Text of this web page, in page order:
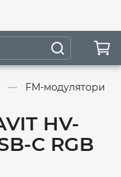
FM-модулятори
HV-
C RGB